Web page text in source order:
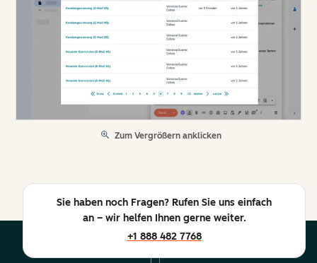
Zum Vergrößern anklicken
Sie haben noch Fragen? Rufen Sie uns einfach
an – wir helfen Ihnen gerne weiter.
+1 888 482 7768